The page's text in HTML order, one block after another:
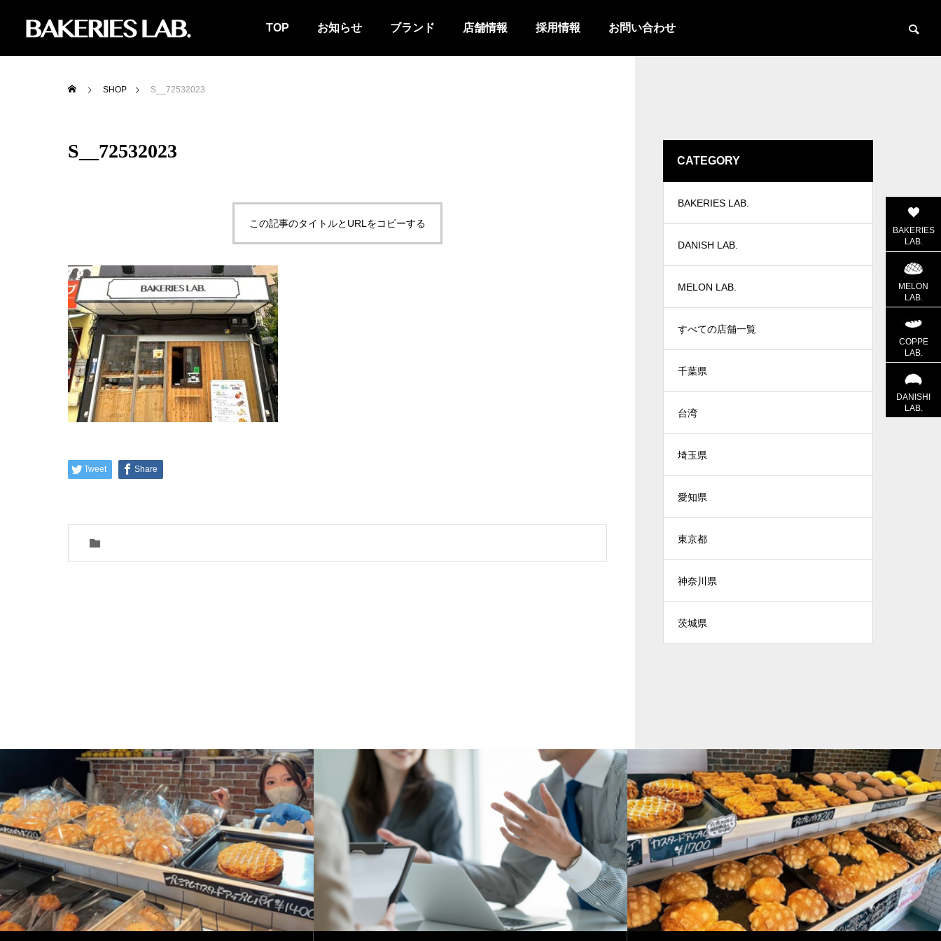
TOP お知らせ ブランド 店舗情報 採用情報 お問い合わせ
SHOP S__72532023
S__72532023
この記事のタイトルとURLをコピーする
Tweet Share
CATEGORY
BAKERIES LAB.
DANISH LAB.
MELON LAB.
すべての店舗一覧
千葉県
台湾
埼玉県
愛知県
東京都
神奈川県
茨城県
BAKERIES
LAB.
MELON
LAB.
COPPE
LAB.
DANISHI
LAB.